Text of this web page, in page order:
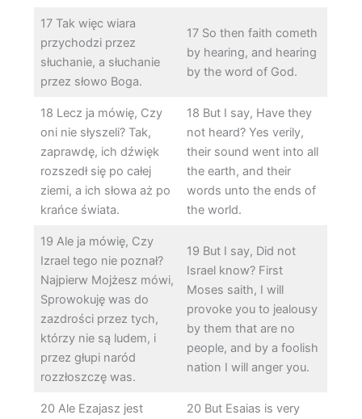
17 Tak więc wiara
przychodzi przez
słuchanie, a słuchanie
przez słowo Boga.
17 So then faith cometh
by hearing, and hearing
by the word of God.
18 Lecz ja mówię, Czy
oni nie słyszeli? Tak,
zaprawdę, ich dźwięk
rozszedł się po całej
ziemi, a ich słowa aż po
krańce świata.
18 But I say, Have they
not heard? Yes verily,
their sound went into all
the earth, and their
words unto the ends of
the world.
19 Ale ja mówię, Czy
Izrael tego nie poznał?
Najpierw Mojżesz mówi,
Sprowokuję was do
zazdrości przez tych,
którzy nie są ludem, i
przez głupi naród
rozzłoszczę was.
19 But I say, Did not
Israel know? First
Moses saith, I will
provoke you to jealousy
by them that are no
people, and by a foolish
nation I will anger you.
20 Ale Ezajasz jest
20 But Esaias is very